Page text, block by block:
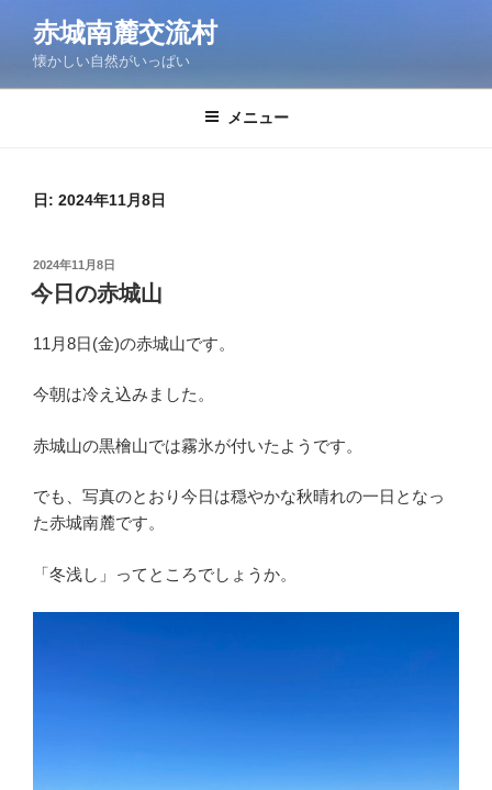
ン
赤城南麓交流村
懐かしい自然がいっぱい
メニュー
日: 2024年11月8日
投
稿
日:
2024年11月8日
今日の赤城山
11月8日(金)の赤城山です。
今朝は冷え込みました。
赤城山の黒檜山では霧氷が付いたようです。
でも、写真のとおり今日は穏やかな秋晴れの一日となっ
た赤城南麓です。
「冬浅し」ってところでしょうか。